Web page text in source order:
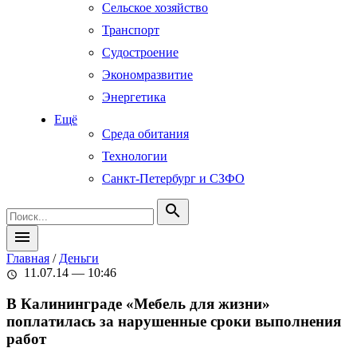
Сельское хозяйство
Транспорт
Судостроение
Экономразвитие
Энергетика
Ещё
Среда обитания
Технологии
Санкт-Петербург и СЗФО
search
menu
Главная / Деньги
schedule 11.07.14 — 10:46
В Калининграде «Мебель для жизни»
поплатилась за нарушенные сроки выполнения
работ